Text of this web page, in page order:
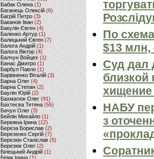
Бабак Олена(1)
Баганець Олексій(6)
Багрій Петро (3)
Баканов Іван(2)
Бакулін Євген (4)
Баленко Артур(1)
Балицький Євген(7)
Балога Андрій (1)
Балога Віктор (4)
Балчун Войцех (1)
Банас Дмитро (1)
Барбул Павло(1)
Барвіненко Віталій(3)
Барна Олег (4)
Барна Степан (2)
Баулін Юрій (2)
Бахматюк Олег (91)
Бахтеєва Тетяна(55)
Бачун Олег (3)
Бейлін Михайло (1)
Бережна Ірина(12)
Береза Борислав(2)
Березенко Сергій (7)
Березкін Станіслав (5)
Березюк Олег(2)
Білецький Андрій (1)
Білик Ірина (1)
По
$13
Суд дал
близкой
хищение
НАБУ
з